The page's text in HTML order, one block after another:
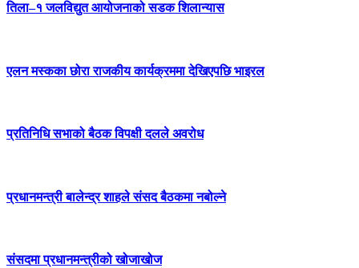
तिला–१ जलविद्युत आयोजनाको सडक शिलान्यास
एलन मस्कका छोरा राजकीय कार्यक्रममा देखिएपछि भाइरल
प्रतिनिधि सभाको बैठक विपक्षी दलले अवरोध
प्रधानमन्त्री बालेन्द्र शाहले संसद बैठकमा नबोल्ने
संसदमा प्रधानमन्त्रीको खोजाखोज